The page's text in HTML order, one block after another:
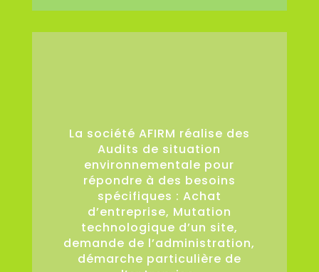
La société AFIRM réalise des
Audits de situation
environnementale pour
répondre à des besoins
spécifiques : Achat
d’entreprise, Mutation
technologique d’un site,
demande de l’administration,
démarche particulière de